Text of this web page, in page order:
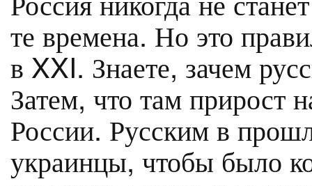
те времена. Но это
в XXI. Знаете, зачем
Затем, что там прирост
России. Русским в
украинцы, чтобы было